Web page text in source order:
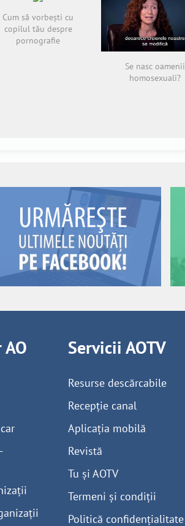
Cum să vorbești cu
copilul tău despre
pornografie
Se nasc oamenii
homosexuali?
Servicii AOTV
Resurse descărcabile
Recepție canal
Aplicația mobilă
Revistă
Tu și AOTV
Termeni și condiții
Politică confidențialitate